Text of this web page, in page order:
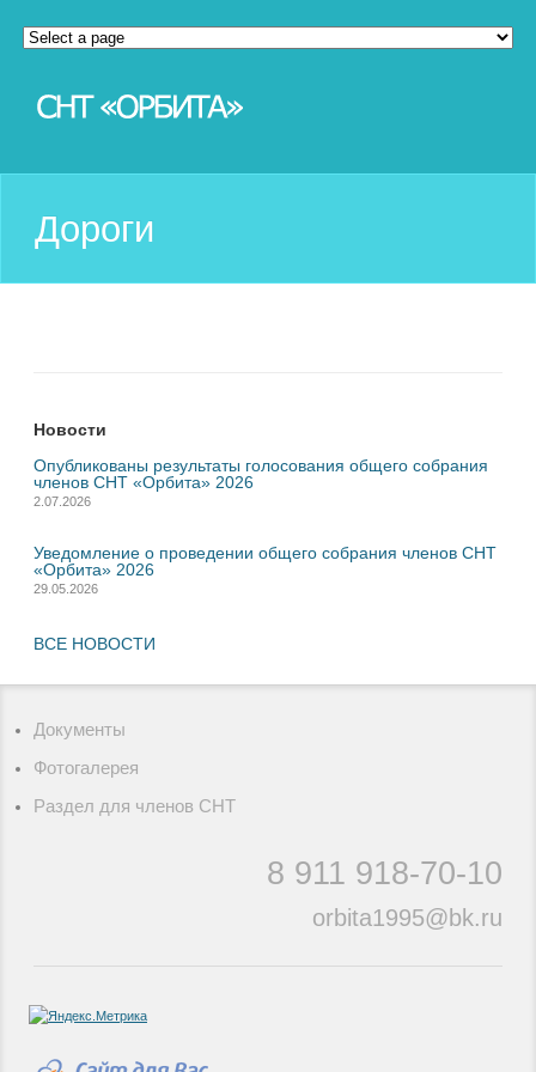
Дороги
Новости
Опубликованы результаты голосования общего собрания
членов СНТ «Орбита» 2026
2.07.2026
Уведомление о проведении общего собрания членов СНТ
«Орбита» 2026
29.05.2026
ВСЕ НОВОСТИ
Документы
Фотогалерея
Раздел для членов СНТ
8 911 918-70-10
orbita1995@bk.ru